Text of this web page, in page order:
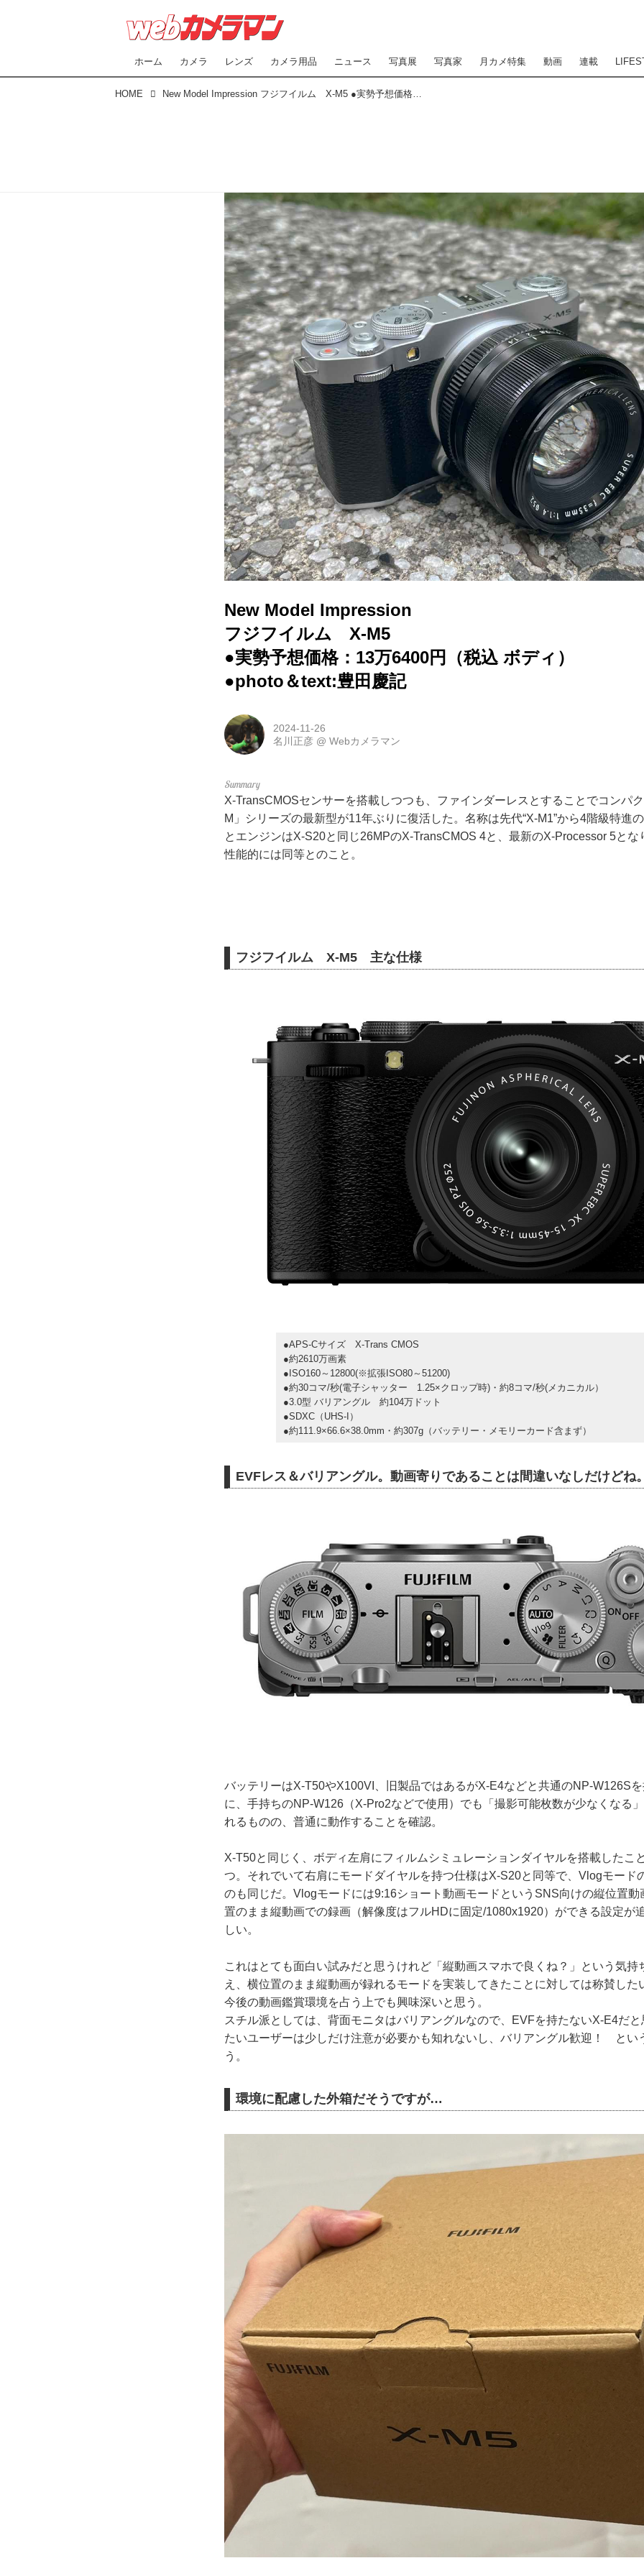
ホーム カメラ レンズ カメラ用品 ニュース 写真展 写真家 月カメ特集 動画 連載
HOME New Model Impression フジフイルム X-M5 ●実勢予想価格：13万6400円（税込 ボディ） ●photo＆text:豊田慶記
New Model Impression
フジフイルム X-M5
●実勢予想価格：13万6400円（税込 ボディ）
●photo＆text:豊田慶記
2024-11-26
名川正彦 @Webカメラマン
X-TransCMOSセンサーを搭載しつつも、ファインダーレスとすることでコンパ
M」シリーズの最新型が11年ぶりに復活した。名称は先代“X-M1”から4階級特進
とエンジンはX-S20と同じ26MPのX-TransCMOS 4と、最新のX-Processor 5とな
性能的には同等とのこと。
フジフイルム X-M5 主な仕様
●APS-Cサイズ X-Trans CMOS
●約2610万画素
●ISO160～12800(※拡張ISO80～51200)
●約30コマ/秒(電子シャッター 1.25×クロップ時)・約8コマ/秒(メカニカル）
●3.0型 バリアングル 約104万ドット
●SDXC（UHS-I）
●約111.9×66.6×38.0mm・約307g（バッテリー・メモリーカード含まず）
EVFレス＆バリアングル。動画寄りであることは間違いなしだけどね
バッテリーはX-T50やX100VI、旧製品ではあるがX-E4などと共通のNP-W126S
に、手持ちのNP-W126（X-Pro2などで使用）でも「撮影可能枚数が少なくなる
れるものの、普通に動作することを確認。
X-T50と同じく、ボディ左肩にフィルムシミュレーションダイヤルを搭載したこ
つ。それでいて右肩にモードダイヤルを持つ仕様はX-S20と同等で、Vlogモード
のも同じだ。Vlogモードには9:16ショート動画モードというSNS向けの縦位置動
置のまま縦動画での録画（解像度はフルHDに固定/1080x1920）ができる設定が
しい。
これはとても面白い試みだと思うけれど「縦動画スマホで良くね？」という気持
え、横位置のまま縦動画が録れるモードを実装してきたことに対しては称賛した
今後の動画鑑賞環境を占う上でも興味深いと思う。
スチル派としては、背面モニタはバリアングルなので、EVFを持たないX-E4だ
たいユーザーは少しだけ注意が必要かも知れないし、バリアングル歓迎！ とい
う。
環境に配慮した外箱だそうですが…